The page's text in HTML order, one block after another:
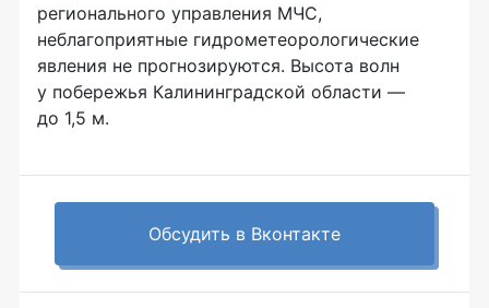
регионального управления МЧС,
неблагоприятные гидрометеорологические
явления не прогнозируются. Высота волн
у побережья Калининградской области —
до 1,5 м.
Обсудить в Вконтакте